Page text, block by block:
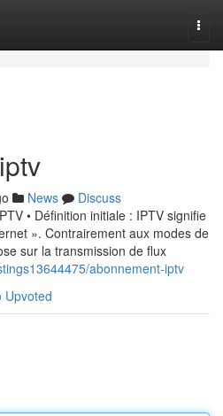
News
Discuss
• Définition initiale : IPTV signifie
». Contrairement aux modes de
sur la transmission de flux
abonnement-iptv
Upvoted